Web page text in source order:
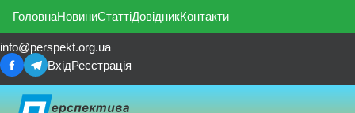
ГоловнаНовиниСтаттіДовідникКонтакти
info@perspekt.org.ua
ВхідРеєстрація